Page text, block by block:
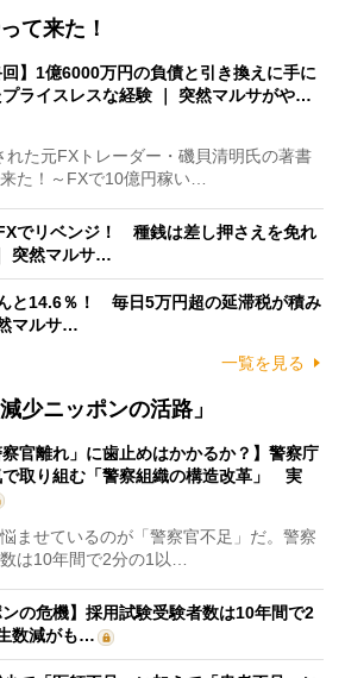
て来た！
回】1億6000万円の負債と引き換えに手に
プライスレスな経験 ｜ 突然マルサがや…
た元FXトレーダー・磯貝清明氏の著書
来た！～FXで10億円稼い…
でリベンジ！ 種銭は差し押さえを免れ
突然マルサ…
と14.6％！ 毎日5万円超の延滞税が積み
マルサ…
一覧を見る
少ニッポンの活路」
察官離れ」に歯止めはかかるか？】警察庁
で取り組む「警察組織の構造改革」 実
ませているのが「警察官不足」だ。警察
は10年間で2分の1以…
ンの危機】採用試験受験者数は10年間で2
数減がも…